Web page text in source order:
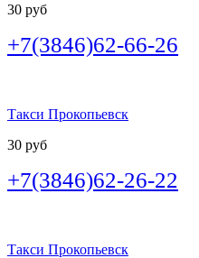
30 руб
+7(3846)62-66-26
Такси Прокопьевск
30 руб
+7(3846)62-26-22
Такси Прокопьевск